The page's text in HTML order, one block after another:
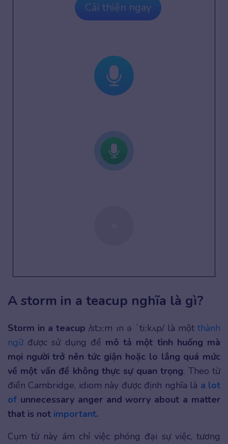
Cải thiện ngay
A storm in a teacup nghĩa là gì?
Storm in a teacup /stɔːm ɪn ə ˈtiːkʌp/ là mộtthành
ngữđược sử dụng để mô tả một tình huống mà
mọi người trở nên tức giận hoặc lo lắng quá mức
về một vấn đề không thực sự quan trọng. Theo từ
điển Cambridge, idiom này được định nghĩa là a lot
of unnecessary anger and worry about a matter
that is not important.
Cụm từ này ám chỉ việc phóng đại sự việc, tương